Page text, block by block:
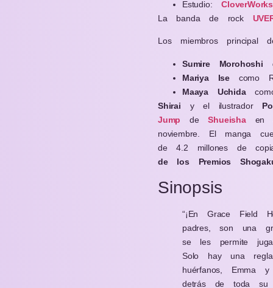
Estudio:CloverWorks
La banda de rock
Los miembros principal
Sumire Morohoshi
Mariya Ise como
Maaya Uchida
Shirai y el ilustrador
Jump deShueisha en
noviembre. El manga
de 4.2 millones de
de los Premios
Sinopsis
“¡En Grace Field
padres, son una
se les permite
Solo hay una
huérfanos, Emma
detrás de toda su